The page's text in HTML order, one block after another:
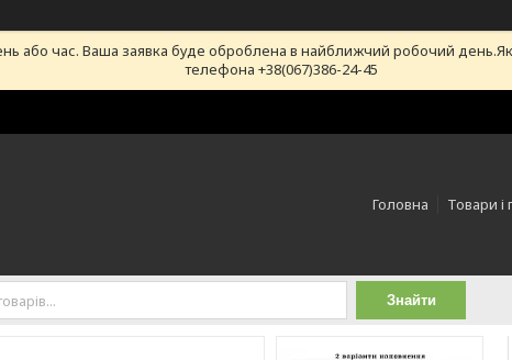
або час. Ваша заявка буде оброблена в найближчий робочий
телефона +38(067)386-24-45
Головна Товари і
Знайти